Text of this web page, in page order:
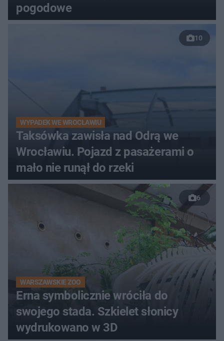
pogodowe
10
WYPADEK WE WROCŁAWIU
Taksówka zawisła nad Odrą we
Wrocławiu. Pojazd z pasażerami o
mało nie runął do rzeki
6
WARSZAWSKIE ZOO
Erna symbolicznie wróciła do
swojego stada. Szkielet słonicy
wydrukowano w 3D